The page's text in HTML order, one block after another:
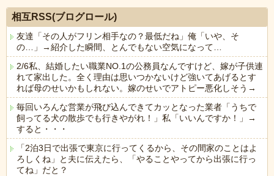
相互RSS(ブログロール)
友達「その人がフリン相手なの？最低だね」俺「いや、そ
の…」→紹介した瞬間、とんでもない空気になって…
2/6私、結婚したい職業NO.1の公務員なんですけど、嫁が子供連
れて家出した。全く理由は思いつかないけど強いてあげるとす
れば母のせいかもしれない。嫁のせいでアトピー悪化しそう→
毎回いろんな営業が飛び込んできてカッとなった業者「うちで
飼ってる犬の散歩でも行きやがれ！」私「いいんですか！」→
すると・・・
「2泊3日で出張で東京に行ってくるから、その間家のことはよ
ろしくね」と夫に伝えたら、「やることやってから出張に行っ
てね」だと？